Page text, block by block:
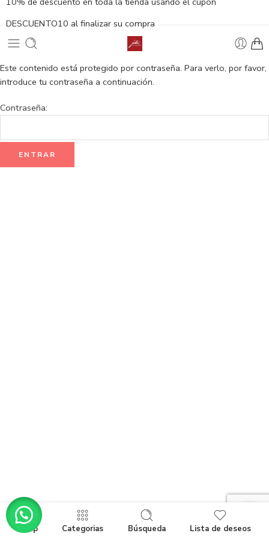
DESCUENTO10 al finalizar su compra
Este contenido está protegido por contraseña. Para verlo, por favor,
introduce tu contraseña a continuación.
Contraseña:
Shop Categorias Búsqueda Lista de deseos